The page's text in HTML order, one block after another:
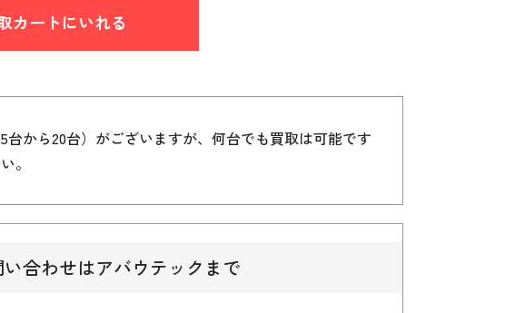
カートにいれる
から20台）がございますが、何台でも買取は可能です
。
合わせはアバウテックまで